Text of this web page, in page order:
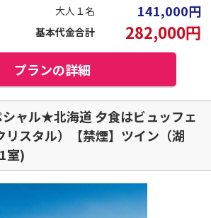
大人１名 141,000円
基本代金合計 282,000円
プランの詳細
ャル★北海道 夕食はビュッフェ
スタル）【禁煙】ツイン（湖
室)